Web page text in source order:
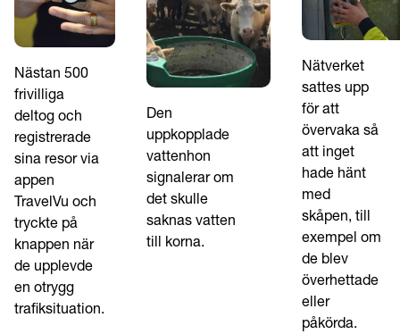
Läs mer
Mer om projektet SOM på Future by Lund.
Nästan 500
frivilliga
deltog och
registrerade
sina resor via
appen
TravelVu och
tryckte på
knappen när
de upplevde
en otrygg
trafiksituation.
Den
uppkopplade
vattenhon
signalerar om
det skulle
saknas vatten
till korna.
Nätverket
sattes upp
för att
övervaka så
att inget
hade hänt
med
skåpen, till
exempel om
de blev
överhettade
eller
påkörda.